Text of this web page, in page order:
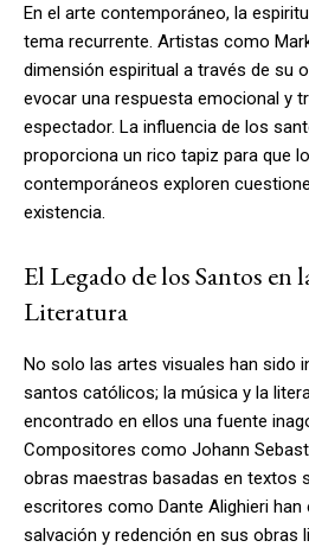
En el arte contemporáneo, la
tema recurrente. Artistas como
dimensión espiritual a través de su
evocar una respuesta emocional y
espectador. La influencia de los
proporciona un rico tapiz para que
contemporáneos exploren
existencia.
El Legado de los Santos en
Literatura
No solo las artes visuales han sido
santos católicos; la música y la
encontrado en ellos una fuente
Compositores como Johann
obras maestras basadas en textos
escritores como Dante Alighieri han
salvación y redención en sus obras